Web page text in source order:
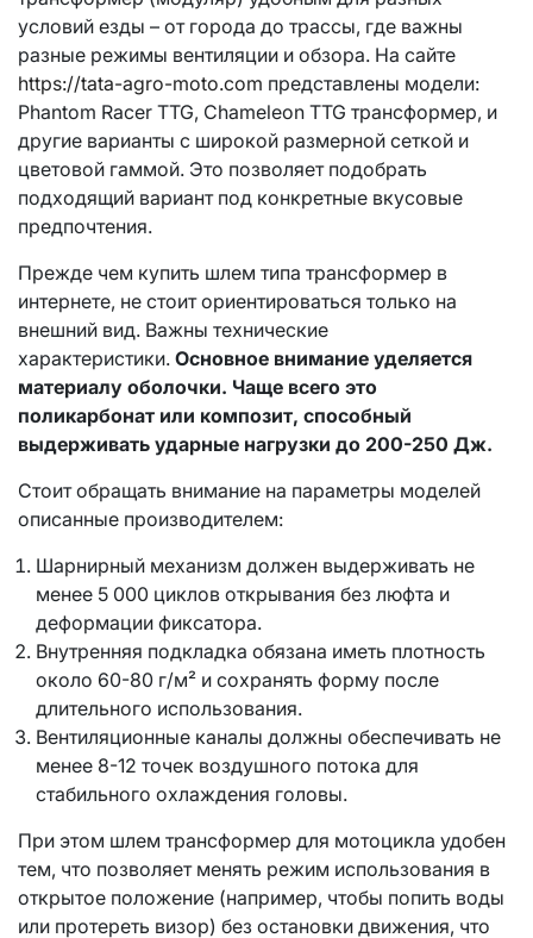
условий езды – от города до трассы, где важны
разные режимы вентиляции и обзора. На сайте
https://tata-agro-moto.com представлены модели:
Phantom Racer TTG, Chameleon TTG трансформер, и
другие варианты с широкой размерной сеткой и
цветовой гаммой. Это позволяет подобрать
подходящий вариант под конкретные вкусовые
предпочтения.
Прежде чем купить шлем типа трансформер в
интернете, не стоит ориентироваться только на
внешний вид. Важны технические
характеристики. Основное внимание уделяется
материалу оболочки. Чаще всего это
поликарбонат или композит, способный
выдерживать ударные нагрузки до 200-250 Дж.
Стоит обращать внимание на параметры моделей
описанные производителем:
Шарнирный механизм должен выдерживать не
менее 5 000 циклов открывания без люфта и
деформации фиксатора.
Внутренняя подкладка обязана иметь плотность
около 60-80 г/м² и сохранять форму после
длительного использования.
Вентиляционные каналы должны обеспечивать не
менее 8-12 точек воздушного потока для
стабильного охлаждения головы.
При этом шлем трансформер для мотоцикла удобен
тем, что позволяет менять режим использования в
открытое положение (например, чтобы попить воды
или протереть визор) без остановки движения, что